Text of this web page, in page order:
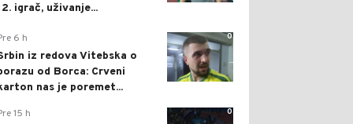
igrač, uživanje...
0
6 h
iz redova Vitebska o
od Borca: Crveni
nas je poremet...
0
15 h